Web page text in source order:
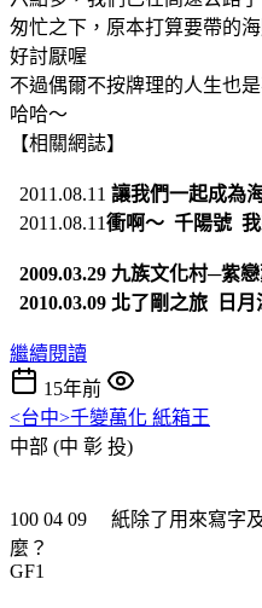
匆忙之下，原本打算要帶的
好討厭喔
不過偶爾不按牌理的人生也
哈哈～
【相關網誌】
2011.08.11 讓我們一起成為
2011.08.11衝啊～ 千陽號
2009.03.29 九族文化村─紫
2010.03.09 北了剛之旅 日月
繼續閱讀
15年前
<台中>千變萬化 紙箱王
中部 (中 彰 投)
100 04 09 紙除了用來寫字
麼？
GF1